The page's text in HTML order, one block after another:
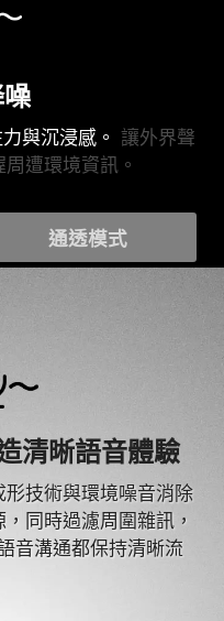
與沉浸感。 讓外界聲
遭環境資訊。
通透模式
清晰語音體驗
技術與環境噪音消除
同時過濾周圍雜訊，
音溝通都保持清晰流